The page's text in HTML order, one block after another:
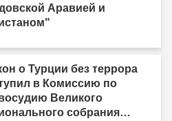
Аравией и
о Турции без террора
в Комиссию по
Великого
собрания